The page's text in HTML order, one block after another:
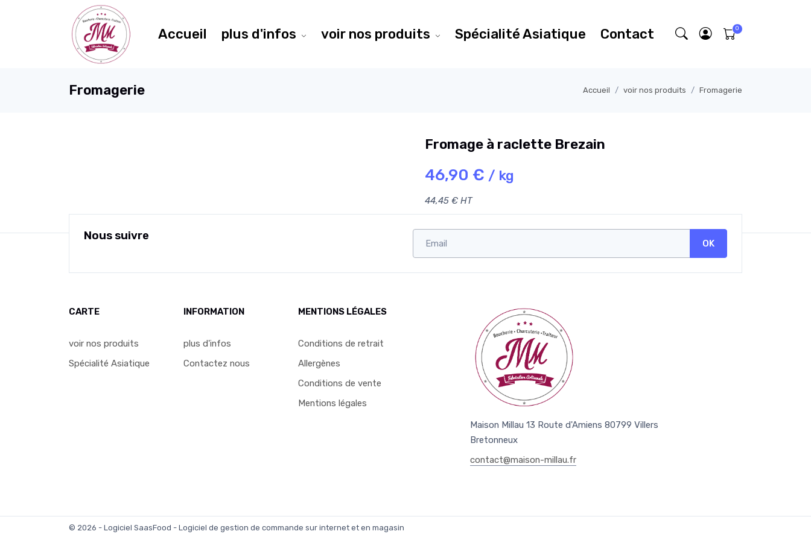
Accueil plus d'infos voir nos produits Spécialité Asiatique Contact
Fromagerie Accueil voir nos produits Fromagerie
Fromage à raclette Brezain
46,90 € / kg
44,45 € HT
Nous suivre
OK
CARTE
voir nos produits
Spécialité Asiatique
INFORMATION
plus d'infos
Contactez nous
MENTIONS LÉGALES
Conditions de retrait
Allergènes
Conditions de vente
Mentions légales
Maison Millau 13 Route d'Amiens 80799 Villers
Bretonneux
contact@maison-millau.fr
© 2026 - Logiciel SaasFood - Logiciel de gestion de commande sur internet et en magasin